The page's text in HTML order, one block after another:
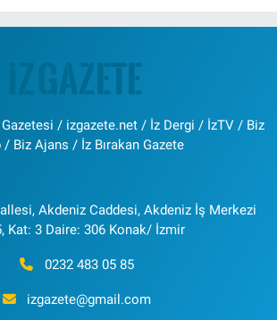
/ izgazete.net / İz Dergi / İzTV / Biz
/ Biz Ajans / İz Bırakan Gazete
Akdeniz Caddesi, Akdeniz İş Merkezi
Kat: 3 Daire: 306 Konak/ İzmir
0232 483 05 85
izgazete@gmail.com